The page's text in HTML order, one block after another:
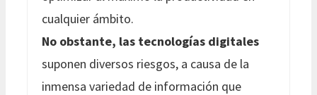
cualquier ámbito.
No obstante, las tecnologías digitales
suponen diversos riesgos, a causa de la
inmensa variedad de información que